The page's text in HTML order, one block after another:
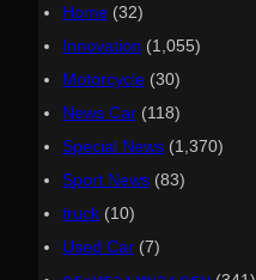
Home (32)
Innovation (1,055)
Motorcycle (30)
News Car (118)
Special News (1,370)
Sport News (83)
truck (10)
Used Car (7)